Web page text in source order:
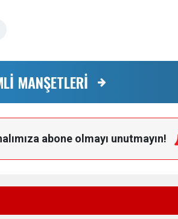
MANŞETLERİ
abone olmayı unutmayın!